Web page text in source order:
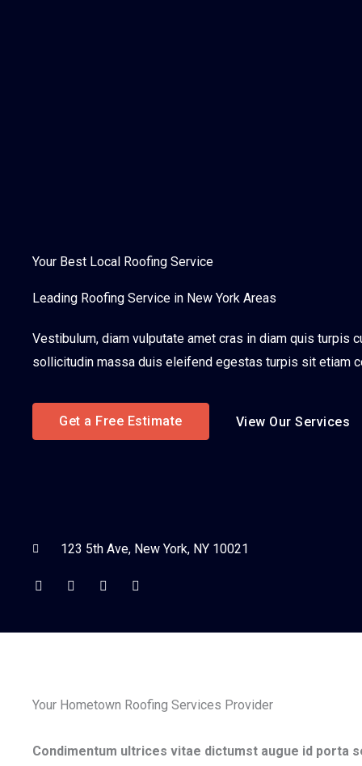
Your Best Local Roofing Service
Leading Roofing Service in New York Areas
Vestibulum, diam vulputate amet cras in diam quis turpis
sollicitudin massa duis eleifend egestas turpis sit etiam
Get a Free Estimate View Our Services
123 5th Ave, New York, NY 10021
FacebookTwitterYoutubeInstagram
Your Hometown Roofing Services Provider
Condimentum ultrices vitae dictumst augue id porta